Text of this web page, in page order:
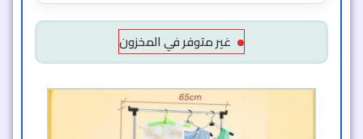
غير متوفر في المخزون